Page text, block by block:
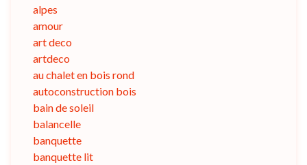
alpes
amour
art deco
artdeco
au chalet en bois rond
autoconstruction bois
bain de soleil
balancelle
banquette
banquette lit